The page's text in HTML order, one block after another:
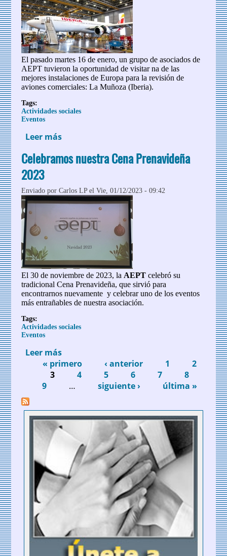
El pasado martes 16 de enero, un grupo de asociados de
AEPT tuvieron la oportunidad de visitar na de las
mejores instalaciones de Europa para la revisión de
aviones comerciales: La Muñoza (Iberia).
Tags:
Actividades sociales
Eventos
Leer más sobre Visita a las instalaciones de Iberia
Celebramos nuestra Cena Prenavideña
2023
Enviado porCarlos LPel Vie, 01/12/2023 - 09:42
El 30 de noviembre de 2023, la AEPTcelebró su
tradicional Cena Prenavideña, que sirvió para
encontrarnos nuevamente y celebrar uno de los eventos
más entrañables de nuestra asociación.
Tags:
Actividades sociales
Eventos
Leer más
Prenavideña 2023
Páginas
« primero ‹ anterior 1
2
3
4 5 6 7
8
9
… siguiente › última »